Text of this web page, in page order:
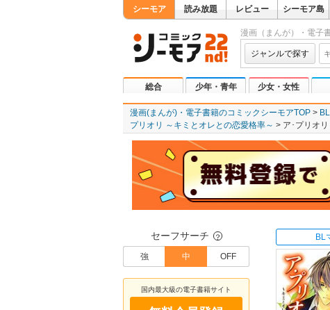
シーモア 読み放題 レビュー シーモア島
漫画（まんが）・電子
ジャンルで探す
総合 少年・青年 少女・女性
漫画(まんが)・電子書籍のコミックシーモアTOP
プリオリ ～キミとオレとの恋愛格率～
ア･プリオ
セーフサーチ ？
強 中 OFF
国内最大級の電子書籍サイト
BL